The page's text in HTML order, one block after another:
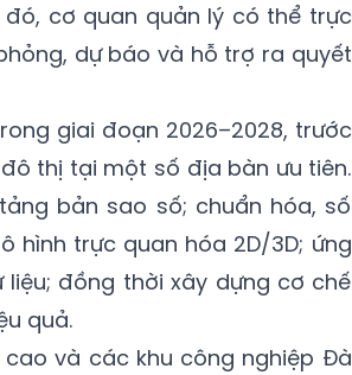
cơ quan quản lý có thể trực
dự báo và hỗ trợ ra quyết
giai đoạn 2026–2028, trước
thị tại một số địa bàn ưu tiên.
bản sao số; chuẩn hóa, số
hình trực quan hóa 2D/3D; ứng
liệu; đồng thời xây dựng cơ chế
quả.
và các khu công nghiệp Đà